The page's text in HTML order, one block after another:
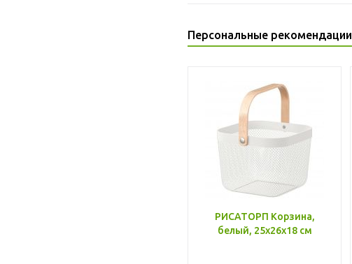
Персональные рекомендации
РИСАТОРП Корзина,
белый, 25x26x18 см